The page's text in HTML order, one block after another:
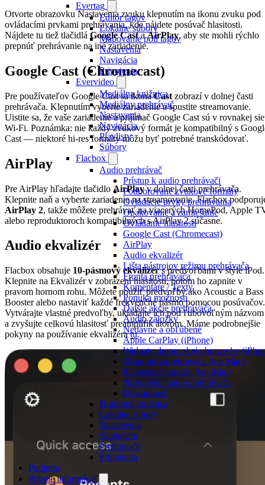
Evertag
Editor tagov
Lokálne súbory
Mapovanie polí tagov
Nastavenia
Navigácia
Pripojenia
Evervideo
Mediálna knižnica
Mediálny prehrávač
Nastavenia
Navigácia
Playlisty
Súbory
Flacbox
Audio prehrávač
Prístup k audio prehrávači
Podporované zvukové formáty
Ovládacie prvky prehrávania
Opakovanie a zamiešanie
Ovládanie hlasitosti
Google Cast (Chromecast)
AirPlay
Audio ekvalizér
Lišta nástrojov režimu prehrávača
Fronta prehrávača
Komentáre / Texty
Ponuka možností
Ďalšie akcie prehrávača
Audio záložky
Nedávne a obľúbené
Apple CarPlay (iPhone)
Widgety domovskej obrazovky
Okno mini prehrávača (len Mac)
Klávesové skratky (len Mac)
Nastavenia audio prehrávača
Dostupnosť
Hudobná knižnica
Lokálne súbory
Nastavenia
Navigácia
Prehrávače
Pripojenia
Podpora
Právne informácie
Otvorte obrazovku Nastavenia zvuku klepnutím na ikonu zvuku pod
ovládacími prvkami prehrávania, kde nájdete posúvač hlasitosti.
Nájdete tu tiež tlačidlá Google CastaAirPlay, aby ste mohli rýchlo
prepnúť prehrávanie na iné zariadenie.
Google Cast (Chromecast)
Pre používateľov Google Cast sa ikonaCast zobrazí v dolnej časti
prehrávača. Klepnutím vyberte zariadenie a spustite streamovanie.
Uistite sa, že vaše zariadenie a prijímač Google Cast sú v rovnakej
Wi-Fi. Poznámka: nie každý zvukový formát je kompatibilný s
Cast — niektoré hi-res formáty môžu byť potrebné transkódovať.
AirPlay
Pre AirPlay hľadajte tlačidlo AirPlayv dolnej časti prehrávača.
Klepnite naň a vyberte zariadenie na streamovanie. Flacbox
AirPlay 2, takže môžete prehrávať na viacerých HomePod, Apple
alebo reproduktoroch kompatibilných s AirPlay 2 súčasne.
Audio ekvalizér
Flacbox obsahuje 10-pásmový ekvalizérs predvoľbami v štýle iPod.
Klepnite na Ekvalizér v zobrazení hlasitosti, potom ho zapnite v
pravom hornom rohu. Môžete použiť predvoľby ako Acoustic a Bass
Booster alebo nastaviť každé frekvenčné pásmo pomocou posúvačov.
Vytvárajte vlastné predvoľby, ukladajte ich pod ľubovoľným názvom
a zvyšujte celkovú hlasitosť preamplifik átorom. Máme podrobnejšie
pokyny na používanie ekvalizératu.